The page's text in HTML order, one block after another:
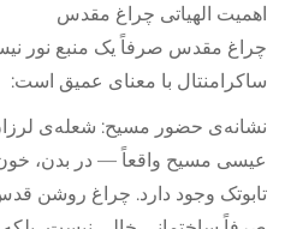
اهمیت الهیاتی چراغ مقدس
چراغ مقدس صرفاً یک منبع نور
ساکرامنتال با معنای عمیق است:
نشانه‌ی حضور مسیح: شعله‌ی
عیسی مسیح واقعاً — در بدن،
تابوتک وجود دارد. چراغ روشن